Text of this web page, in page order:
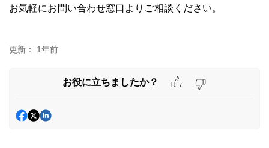
お気軽にお問い合わせ窓口よりご相談ください。
更新： 1年前
お役に立ちましたか？